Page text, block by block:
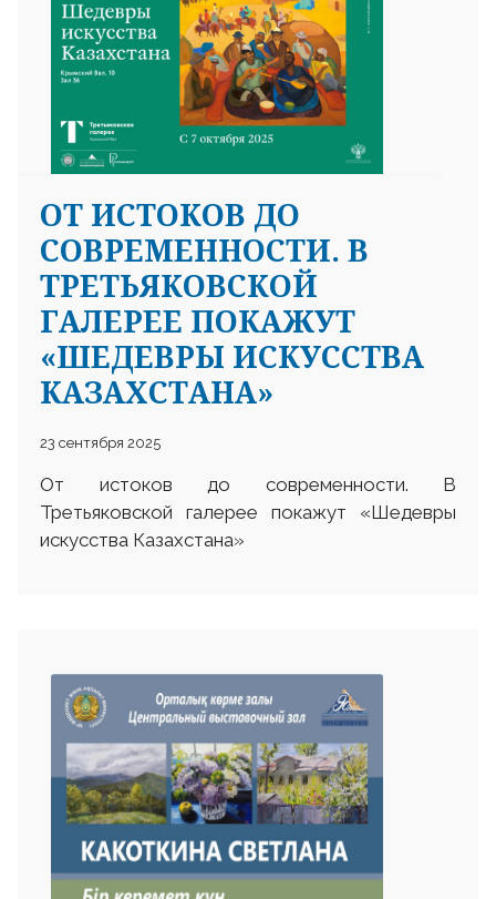
ОТ ИСТОКОВ ДО
СОВРЕМЕННОСТИ. В
ТРЕТЬЯКОВСКОЙ
ГАЛЕРЕЕ ПОКАЖУТ
«ШЕДЕВРЫ ИСКУССТВА
КАЗАХСТАНА»
23 сентября 2025
От истоков до современности. В
Третьяковской галерее покажут «Шедевры
искусства Казахстана»